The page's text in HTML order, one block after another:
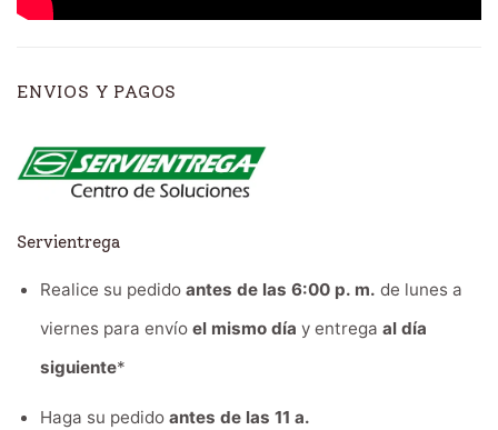
ENVIOS Y PAGOS
Servientrega
Realice su pedido antes de las 6:00 p. m. de lunes a
viernes para envío el mismo día y entrega al día
siguiente*
Haga su pedido antes de las 11 a.